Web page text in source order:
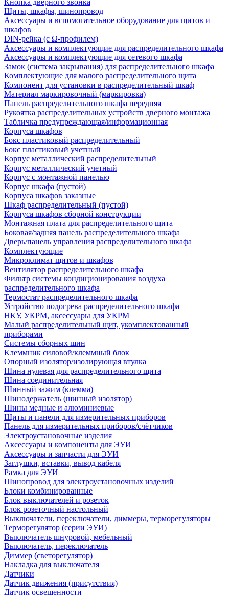
Кнопка дверного звонка
Щиты, шкафы, шинопровод
Аксессуары и вспомогательное оборудование для щитов и
шкафов
DIN-рейка (с Ω-профилем)
Аксессуары и комплектующие для распределительного шкафа
Аксессуары и комплектующие для сетевого шкафа
Замок (система закрывания) для распределительного шкафа
Комплектующие для малого распределительного щита
Компонент для установки в распределительный шкаф
Материал маркировочный (маркировка)
Панель распределительного шкафа передняя
Рукоятка распределительных устройств дверного монтажа
Табличка предупреждающая/информационная
Корпуса шкафов
Бокс пластиковый распределительный
Бокс пластиковый учетный
Корпус металлический распределительный
Корпус металлический учетный
Корпус с монтажной панелью
Корпус шкафа (пустой)
Корпуса шкафов заказные
Шкаф распределительный (пустой)
Корпуса шкафов сборной конструкции
Монтажная плата для распределительного щита
Боковая/задняя панель распределительного шкафа
Дверь/панель управления распределительного шкафа
Комплектующие
Микроклимат щитов и шкафов
Вентилятор распределительного шкафа
Фильтр системы кондиционирования воздуха
распределительного шкафа
Термостат распределительного шкафа
Устройство подогрева распределительного шкафа
НКУ, УКРМ, аксессуары для УКРМ
Малый распределительный щит, укомплектованный
приборами
Системы сборных шин
Клеммник силовой/клеммный блок
Опорный изолятор/изолирующая втулка
Шина нулевая для распределительного щита
Шина соединительная
Шинный зажим (клемма)
Шинодержатель (шинный изолятор)
Шины медные и алюминиевые
Щиты и панели для измерительных приборов
Панель для измерительных приборов/счётчиков
Электроустановочные изделия
Аксессуары и компоненты для ЭУИ
Аксессуары и запчасти для ЭУИ
Заглушки, вставки, вывод кабеля
Рамка для ЭУИ
Шинопровод для электроустановочных изделий
Блоки комбинированные
Блок выключателей и розеток
Блок розеточный настольный
Выключатели, переключатели, диммеры, терморегуляторы
Терморегулятор (серии ЭУИ)
Выключатель шнуровой, мебельный
Выключатель, переключатель
Диммер (светорегулятор)
Накладка для выключателя
Датчики
Датчик движения (присутствия)
Датчик освещенности